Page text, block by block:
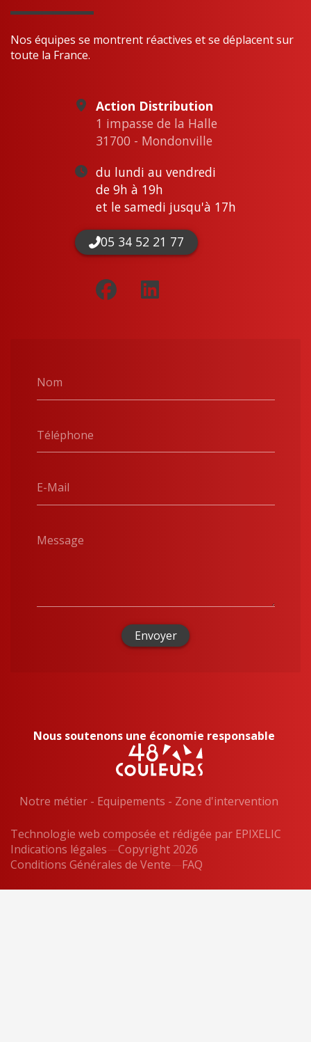
Nos équipes se montrent réactives et se déplacent sur
toute la France.
Nom
Téléphone
E-Mail
Message
Envoyer
Action Distribution
1 impasse de la Halle
31700 - Mondonville
du lundi au vendredi
de 9h à 19h
et le samedi jusqu'à 17h
05 34 52 21 77
Nous soutenons une économie responsable
Notre métier- Equipements - Zone d'intervention
Technologie web composée et rédigée par EPIXELIC
—
Indications légales—Copyright 2026
—
Conditions Générales de Vente—FAQ